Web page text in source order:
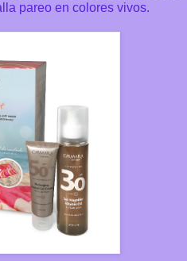
pareo en colores vivos.